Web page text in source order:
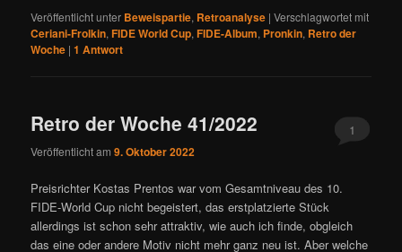
Veröffentlicht unter Beweispartie, Retroanalyse |Verschlagwortet mit
Ceriani-Frolkin,FIDE World Cup,FIDE-Album, Pronkin, Retro der
Woche |1 Antwort
Retro der Woche 41/2022
Veröffentlicht am9. Oktober 2022
1
Preisrichter Kostas Prentos war vom Gesamtniveau des 10.
FIDE-World Cup nicht begeistert, das erstplatzierte Stück
allerdings ist schon sehr attraktiv, wie auch ich finde, obgleich
das eine oder andere Motiv nicht mehr ganz neu ist. Aber welche